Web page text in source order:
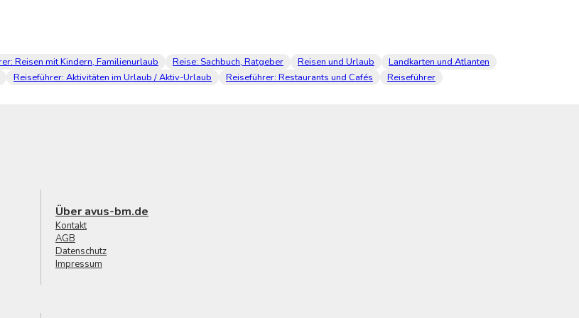
Reisen mit Kindern, Familienurlaub Reise: Sachbuch, Ratgeber Reisen und Urlaub
Landkarten und Atlanten
Reiseführer: Aktivitäten im Urlaub / Aktiv-Urlaub Reiseführer: Restaurants und Cafés Reiseführer
Über avus-bm.de
Kontakt
AGB
Datenschutz
Impressum